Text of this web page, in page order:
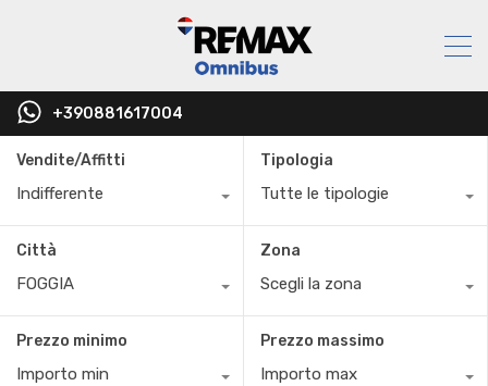
+390881617004
Vendite/Affitti
Indifferente
Tipologia
Tutte le tipologie
Città
FOGGIA
Zona
Scegli la zona
Prezzo minimo
Importo min
Prezzo massimo
Importo max